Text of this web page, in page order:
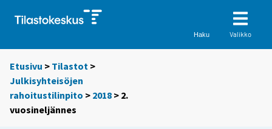
Haku Valikko
Etusivu > Tilastot >
Julkisyhteisöjen
rahoitustilinpito > 2018 > 2.
vuosineljännes